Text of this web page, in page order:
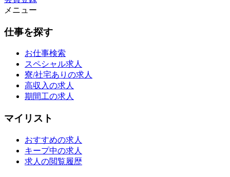
メニュー
仕事を探す
お仕事検索
スペシャル求人
寮/社宅ありの求人
高収入の求人
期間工の求人
マイリスト
おすすめの求人
キープ中の求人
求人の閲覧履歴